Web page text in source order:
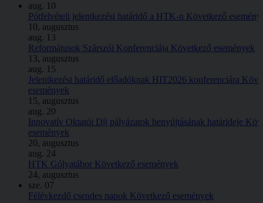
aug. 10
Pótfelvételi jelentkezési határidő a HTK-n Következő
10, augusztus
aug. 13
Reformátusok Szárszói Konferenciája Következő események
13, augusztus
aug. 15
Jelentkezési határidő előadóknak HIT2026 konferenciára
események
15, augusztus
aug. 20
Innovatív Oktatói Díj pályázatok benyújtásának határideje
események
20, augusztus
aug. 24
HTK Gólyatábor Következő események
24, augusztus
sze. 07
Félévkezdő csendes napok Következő események